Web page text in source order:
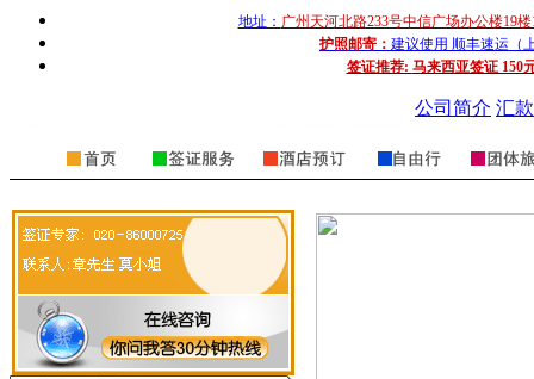
地址： 广州天河北路233号中信广场办公楼19
护照邮寄： 建议使用 顺丰速运（
签证推荐: 马来西亚签证 150
公司简介 汇